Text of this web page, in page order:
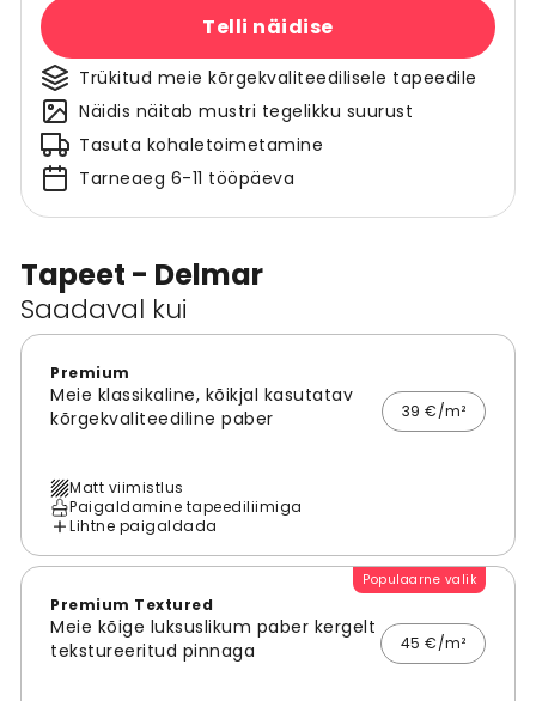
Tapeet - Delmar
Saadaval kui
Premium
Meie klassikaline, kõikjal kasutatav
kõrgekvaliteediline paber
39 €/m²
Matt viimistlus
Paigaldamine tapeediliimiga
Lihtne paigaldada
Populaarne valik
Premium Textured
Meie kõige luksuslikum paber kergelt
tekstureeritud pinnaga
45 €/m²
Telli näidise
Trükitud meie kõrgekvaliteedilisele tapeedile
Näidis näitab mustri tegelikku suurust
Tasuta kohaletoimetamine
Tarneaeg 6-11 tööpäeva